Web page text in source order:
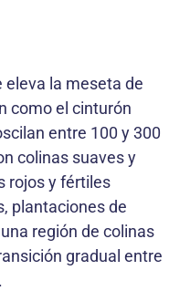
eleva la meseta de
como el cinturón
entre 100 y 300
colinas suaves y
rojos y fértiles
plantaciones de
región de colinas
gradual entre